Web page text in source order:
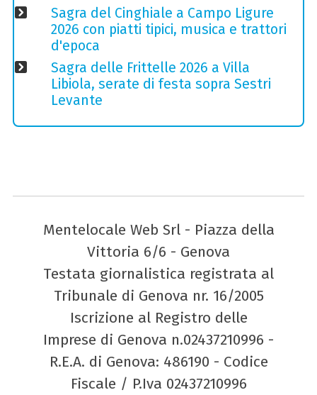
Sagra del Cinghiale a Campo Ligure
2026 con piatti tipici, musica e trattori
d'epoca
Sagra delle Frittelle 2026 a Villa
Libiola, serate di festa sopra Sestri
Levante
Mentelocale Web Srl - Piazza della
Vittoria 6/6 - Genova
Testata giornalistica registrata al
Tribunale di Genova nr. 16/2005
Iscrizione al Registro delle
Imprese di Genova n.02437210996 -
R.E.A. di Genova: 486190 - Codice
Fiscale / P.Iva 02437210996